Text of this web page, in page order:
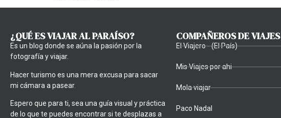
¿QUÉ ES VIAJAR AL PARAÍSO?
Es un blog donde se aúna la pasión por la
fotografía y viajar.
Hacer turismo es una mera excusa para sacar
mi cámara a pasear.
Espero que para ti, sea una guía visual y práctica
de lo que te puedes encontrar si te desplazas a
COMPAÑEROS DE VIAJES
El Viajero - (El País)
Mis Viajes por ahi
Mola viajar
Paco Nadal